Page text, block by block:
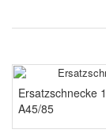
Ersatzschnecke
A45/85